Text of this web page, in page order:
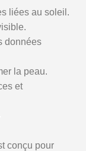
liées au soleil.
données
la peau.
et
conçu pour